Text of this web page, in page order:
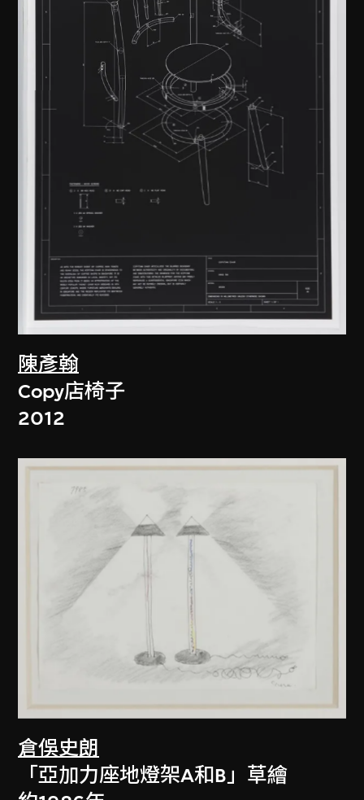
陳彥翰
Copy店椅子
2012
倉俁史朗
「亞加力座地燈架A和B」草繪